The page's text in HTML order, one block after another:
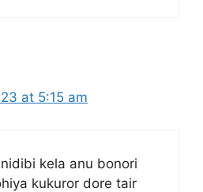
at 5:15 am
kela anu bonori
kukuror dore tair